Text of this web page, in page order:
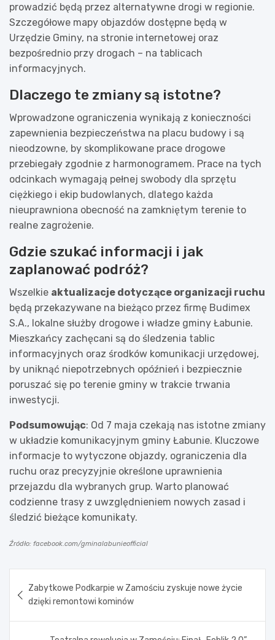
prowadzić będą przez alternatywne drogi w regionie.
Szczegółowe mapy objazdów dostępne będą w
Urzędzie Gminy, na stronie internetowej oraz
bezpośrednio przy drogach – na tablicach
informacyjnych.
Dlaczego te zmiany są istotne?
Wprowadzone ograniczenia wynikają z konieczności
zapewnienia bezpieczeństwa na placu budowy i są
nieodzowne, by skomplikowane prace drogowe
przebiegały zgodnie z harmonogramem. Prace na tych
odcinkach wymagają pełnej swobody dla sprzętu
ciężkiego i ekip budowlanych, dlatego każda
nieuprawniona obecność na zamkniętym terenie to
realne zagrożenie.
Gdzie szukać informacji i jak
zaplanować podróż?
Wszelkie aktualizacje dotyczące organizacji ruchu
będą przekazywane na bieżąco przez firmę Budimex
S.A., lokalne służby drogowe i władze gminy Łabunie.
Mieszkańcy zachęcani są do śledzenia tablic
informacyjnych oraz środków komunikacji urzędowej,
by uniknąć niepotrzebnych opóźnień i bezpiecznie
poruszać się po terenie gminy w trakcie trwania
inwestycji.
Podsumowując: Od 7 maja czekają nas istotne zmiany
w układzie komunikacyjnym gminy Łabunie. Kluczowe
informacje to wytyczone objazdy, ograniczenia dla
ruchu oraz precyzyjnie określone uprawnienia
przejazdu dla wybranych grup. Warto planować
codzienne trasy z uwzględnieniem nowych zasad i
śledzić bieżące komunikaty.
Źródło: facebook.com/gminalabunieofficial
wpisu
Zabytkowe Podkarpie w Zamościu zyskuje nowe życie
dzięki remontowi kominów